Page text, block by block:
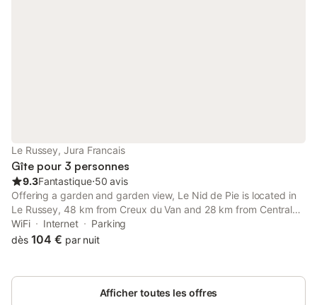
Le Russey, Jura Francais
Gîte pour 3 personnes
9.3Fantastique⋅50 avis
Offering a garden and garden view, Le Nid de Pie is located in
Le Russey, 48 km from Creux du Van and 28 km from Central
Station. This property offers access to a terrace, free private
parking and free WiFi.
WiFi Internet
Parking
dès 104 € par nuit
Afficher toutes les offres